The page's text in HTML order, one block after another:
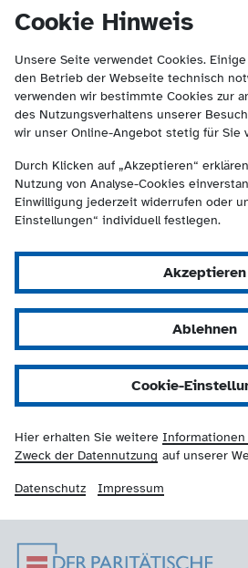
Cookie Hinweis
Unsere Seite verwendet Cookies.
den Betrieb der Webseite technisch
verwenden wir bestimmte Cookies zur
des Nutzungsverhaltens unserer
wir unser Online-Angebot stetig für Sie
Durch Klicken auf „Akzeptieren“
Nutzung von Analyse-Cookies
Einwilligung jederzeit widerrufen oder
Einstellungen“ individuell festlegen.
Akzeptieren
Ablehnen
Cookie-
Hier erhalten Sie weitere Informationen
Zweck der Datennutzung auf unserer
Datenschutz Impressum
Der
springen
(Kontakt und Suche)
Navigation